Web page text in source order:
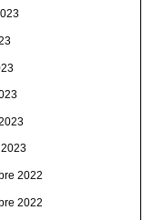
2022
2022